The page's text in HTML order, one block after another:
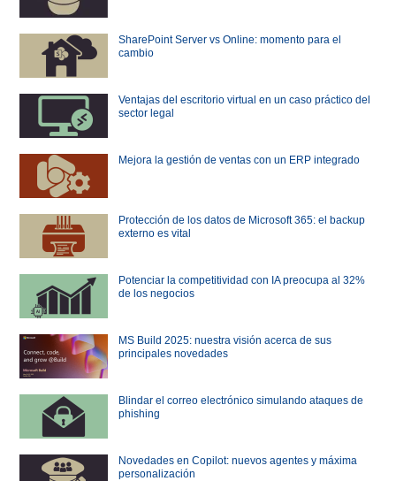
SharePoint Server vs Online: momento para el
cambio
Ventajas del escritorio virtual en un caso práctico del
sector legal
Mejora la gestión de ventas con un ERP integrado
Protección de los datos de Microsoft 365: el backup
externo es vital
Potenciar la competitividad con IA preocupa al 32%
de los negocios
MS Build 2025: nuestra visión acerca de sus
principales novedades
Blindar el correo electrónico simulando ataques de
phishing
Novedades en Copilot: nuevos agentes y máxima
personalización